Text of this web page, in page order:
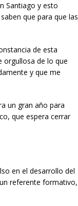
Santiago y esto
que para que las
de esta
orgullosa de lo que
y que me
un gran año para
que espera cerrar
en el desarrollo del
referente formativo,